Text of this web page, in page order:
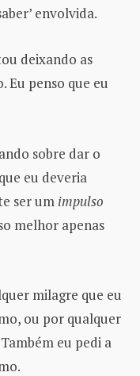
envolvida.
deixando as
Eu penso que eu
sobre dar o
eu deveria
ser um impulso
melhor apenas
milagre que eu
ou por qualquer
eu pedi a